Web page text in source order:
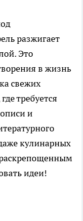
разжигает
Это
в жизнь
свежих
требуется
и
кулинарных
идеи!